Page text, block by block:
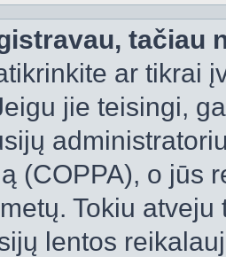
tačiau
ar tikrai
jie teisingi,
(COPPA), o jūs
Tokiu
lentos